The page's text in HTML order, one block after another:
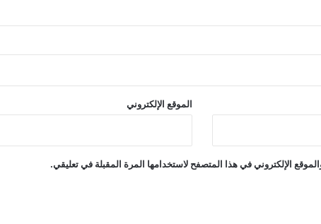
الموقع الإلكتروني
الإلكتروني في هذا المتصفح لاستخدامها المرة المقبلة في تعليقي.